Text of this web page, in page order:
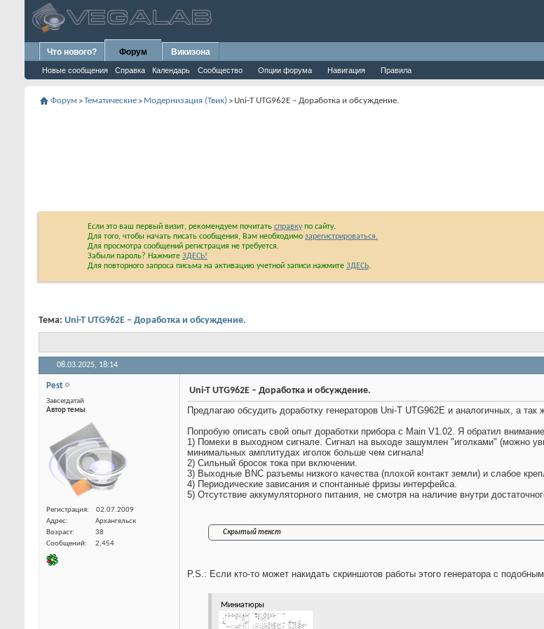
Что нового? Форум
Новые сообщения Справка Календарь Сообщество Опции форума Навигация Правила
Викизона
Форум >Тематические > Модернизация (Твик) > Uni-T UTG962E – Доработка и обсуждение.
Если это ваш первый визит, рекомендуем почитать справкупо сайту.
Для того, чтобы начать писать сообщения, Вам необходимо зарегистрироваться.
Для просмотра сообщений регистрация не требуется.
Забыли пароль? Нажмите ЗДЕСЬ!
Для повторного запроса письма на активацию учетной записи нажмите ЗДЕСЬ.
Тема: Uni-T UTG962E – Доработка и обсуждение.
08.03.2025, 18:14
Pest
Завсегдатай
Автор темы
Регистрация
02.07.2009
Адрес
Архангельск
Возраст
38
Сообщений
2,454
Uni-T UTG962E – Доработка и обсуждение.
Предлагаю обсудить доработку генераторов Uni-T UTG962E и аналогичных, а
Попробую описать свой опыт доработки прибора с Main V1.02. Я обратил
1) Помехи в выходном сигнале. Сигнал на выходе зашумлен "иголками" (можно
минимальных амплитудах иголок больше чем сигнала!
2) Сильный бросок тока при включении.
3) Выходные BNC разъемы низкого качества (плохой контакт земли) и слабое
4) Периодические зависания и спонтанные фризы интерфейса.
5) Отсутствие аккумуляторного питания, не смотря на наличие внутри
Скрытый текст
P.S.: Если кто-то может накидать скриншотов работы этого генератора с
Миниатюры